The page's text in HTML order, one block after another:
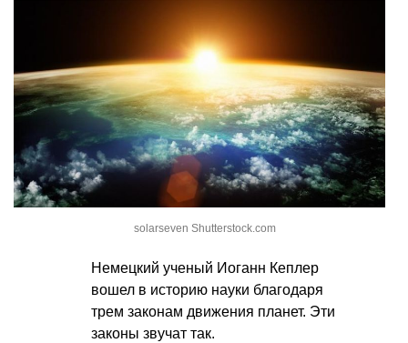
solarseven Shutterstock.com
Немецкий ученый Иоганн Кеплер
вошел в историю науки благодаря
трем законам движения планет. Эти
законы звучат так.